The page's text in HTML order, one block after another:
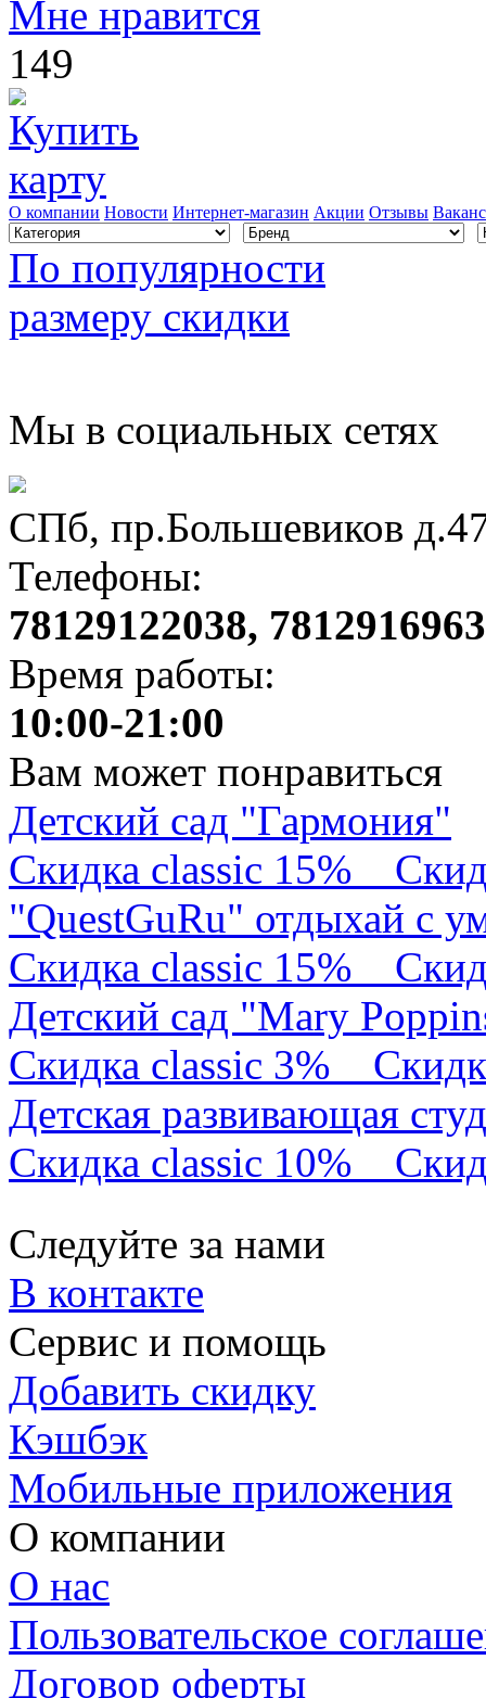
Мне нравится
149
О компании Новости Интернет-магазин Акции Отзывы
По популярности
размеру скидки
Мы в социальных сетях
СПб, пр.Большевиков
Телефоны:
78129122038,
Время работы:
10:00-21:00
Вам может понравиться
Детский сад "Гармония"
Скидка classic 15%
"QuestGuRu" отдыхай с
Скидка classic 15%
Детский сад "Mary
Скидка classic 3%
Детская развивающая
Скидка classic 10%
Следуйте за нами
В контакте
Сервис и помощь
Добавить скидку
Кэшбэк
Мобильные приложения
О компании
О нас
Пользовательское
Договор оферты